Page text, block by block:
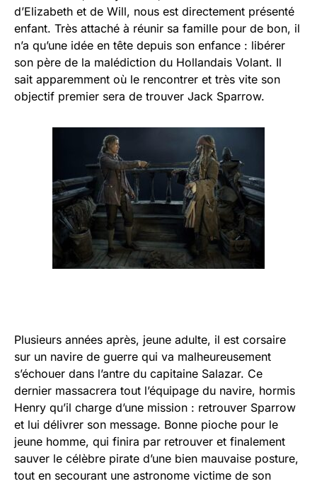
d’Elizabeth et de Will, nous est directement présenté
enfant. Très attaché à réunir sa famille pour de bon, il
n’a qu’une idée en tête depuis son enfance : libérer
son père de la malédiction du Hollandais Volant. Il
sait apparemment où le rencontrer et très vite son
objectif premier sera de trouver Jack Sparrow.
Plusieurs années après, jeune adulte, il est corsaire
sur un navire de guerre qui va malheureusement
s’échouer dans l’antre du capitaine Salazar. Ce
dernier massacrera tout l’équipage du navire, hormis
Henry qu’il charge d’une mission : retrouver Sparrow
et lui délivrer son message. Bonne pioche pour le
jeune homme, qui finira par retrouver et finalement
sauver le célèbre pirate d’une bien mauvaise posture,
tout en secourant une astronome victime de son